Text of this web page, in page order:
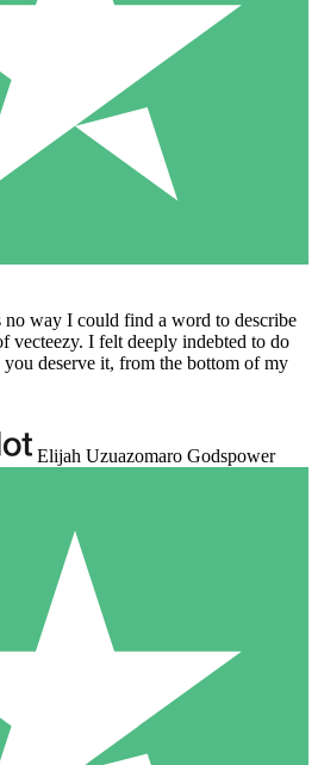
no way I could find a word to describe
vecteezy. I felt deeply indebted to do
deserve it, from the bottom of my
Elijah Uzuazomaro Godspower